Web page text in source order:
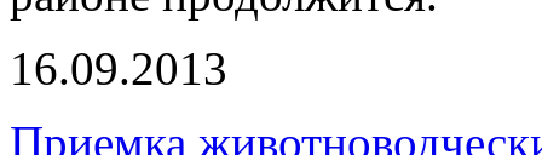
16.09.2013
Приемка